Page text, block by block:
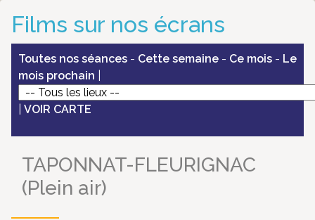
Films sur nos écrans
Toutes nos séances - Cette semaine - Ce mois - Le
mois prochain
VOIR CARTE
TAPONNAT-FLEURIGNAC
(Plein air)